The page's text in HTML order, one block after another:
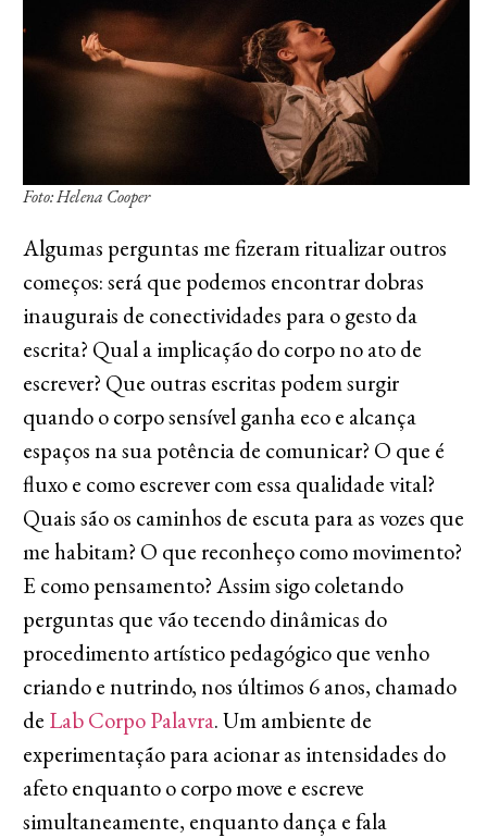
Foto: Helena Cooper
Algumas perguntas me fizeram ritualizar outros
começos: será que podemos encontrar dobras
inaugurais de conectividades para o gesto da
escrita? Qual a implicação do corpo no ato de
escrever? Que outras escritas podem surgir
quando o corpo sensível ganha eco e alcança
espaços na sua potência de comunicar? O que é
fluxo e como escrever com essa qualidade vital?
Quais são os caminhos de escuta para as vozes que
me habitam? O que reconheço como movimento?
E como pensamento? Assim sigo coletando
perguntas que vão tecendo dinâmicas do
procedimento artístico pedagógico que venho
criando e nutrindo, nos últimos 6 anos, chamado
de Lab Corpo Palavra. Um ambiente de
experimentação para acionar as intensidades do
afeto enquanto o corpo move e escreve
simultaneamente, enquanto dança e fala